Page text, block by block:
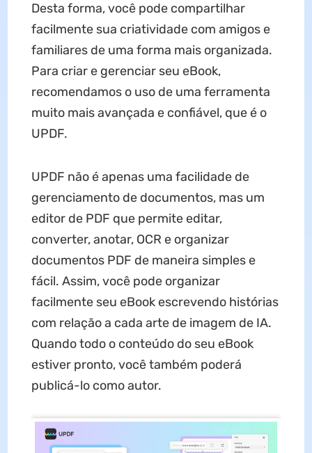
Desta forma, você pode compartilhar
facilmente sua criatividade com amigos e
familiares de uma forma mais organizada.
Para criar e gerenciar seu eBook,
recomendamos o uso de uma ferramenta
muito mais avançada e confiável, que é o
UPDF.
UPDF não é apenas uma facilidade de
gerenciamento de documentos, mas um
editor de PDF que permite editar,
converter, anotar, OCR e organizar
documentos PDF de maneira simples e
fácil. Assim, você pode organizar
facilmente seu eBook escrevendo histórias
com relação a cada arte de imagem de IA.
Quando todo o conteúdo do seu eBook
estiver pronto, você também poderá
publicá-lo como autor.